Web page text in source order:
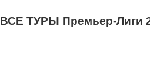
ВСЕ ТУРЫ Премьер-Лиги